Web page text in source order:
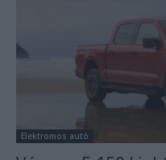
Elektromos autó